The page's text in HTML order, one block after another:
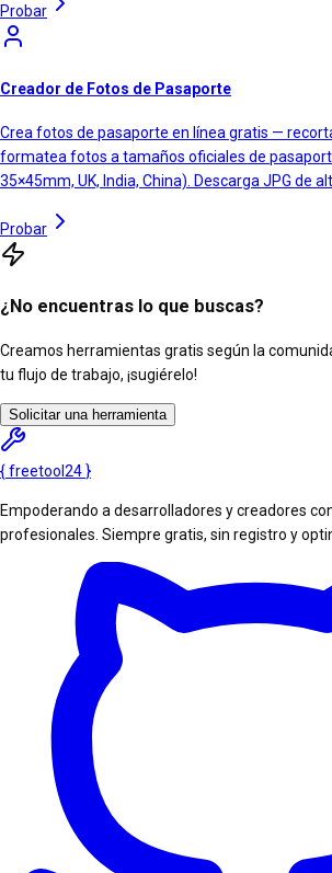
Probar
Creador de Fotos de Pasaporte
Crea fotos de pasaporte en línea gratis —
formatea fotos a tamaños oficiales de
35×45mm, UK, India, China). Descarga JPG de
Probar
¿No encuentras lo que buscas?
Creamos herramientas gratis según la
tu flujo de trabajo, ¡sugiérelo!
Solicitar una herramienta
{freetool 24 }
Empoderando a desarrolladores y creadores
profesionales. Siempre gratis, sin registro y